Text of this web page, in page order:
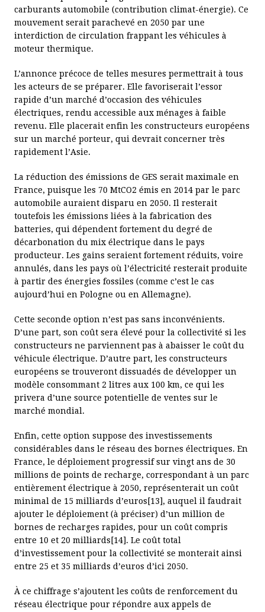
carburants automobile (contribution climat-énergie). Ce
mouvement serait parachevé en 2050 par une
interdiction de circulation frappant les véhicules à
moteur thermique.
L’annonce précoce de telles mesures permettrait à tous
les acteurs de se préparer. Elle favoriserait l’essor
rapide d’un marché d’occasion des véhicules
électriques, rendu accessible aux ménages à faible
revenu. Elle placerait enfin les constructeurs européens
sur un marché porteur, qui devrait concerner très
rapidement l’Asie.
La réduction des émissions de GES serait maximale en
France, puisque les 70 MtCO2 émis en 2014 par le parc
automobile auraient disparu en 2050. Il resterait
toutefois les émissions liées à la fabrication des
batteries, qui dépendent fortement du degré de
décarbonation du mix électrique dans le pays
producteur. Les gains seraient fortement réduits, voire
annulés, dans les pays où l’électricité resterait produite
à partir des énergies fossiles (comme c’est le cas
aujourd’hui en Pologne ou en Allemagne).
Cette seconde option n’est pas sans inconvénients.
D’une part, son coût sera élevé pour la collectivité si les
constructeurs ne parviennent pas à abaisser le coût du
véhicule électrique. D’autre part, les constructeurs
européens se trouveront dissuadés de développer un
modèle consommant 2 litres aux 100 km, ce qui les
privera d’une source potentielle de ventes sur le
marché mondial.
Enfin, cette option suppose des investissements
considérables dans le réseau des bornes électriques. En
France, le déploiement progressif sur vingt ans de 30
millions de points de recharge, correspondant à un parc
entièrement électrique à 2050, représenterait un coût
minimal de 15 milliards d’euros[13], auquel il faudrait
ajouter le déploiement (à préciser) d’un million de
bornes de recharges rapides, pour un coût compris
entre 10 et 20 milliards[14]. Le coût total
d’investissement pour la collectivité se monterait ainsi
entre 25 et 35 milliards d’euros d’ici 2050.
À ce chiffrage s’ajoutent les coûts de renforcement du
réseau électrique pour répondre aux appels de